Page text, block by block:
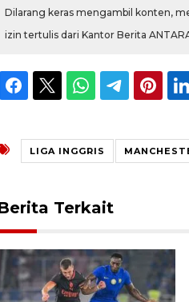
Dilarang keras mengambil konten,
izin tertulis dari Kantor Berita
LIGA INGGRIS
Terkait